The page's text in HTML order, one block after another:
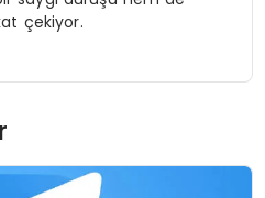
çekiyor.